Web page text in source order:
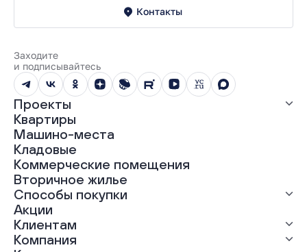
Контакты
Заходите
и подписывайтесь
Проекты
Все проекты
ЖК «Абрикос»
ЖК «Гравитация»
ЖК «Грин Гарден»
ЖК «Динамика»
ЖК «Мохито»
ЖК «Современник»
ЖК «Янтарная долина»
Квартиры
Машино-места
Кладовые
Коммерческие помещения
Вторичное жилье
Способы покупки
Выгодная ипотека
Рассрочка
Материнский капитал
Акции
Клиентам
Компания